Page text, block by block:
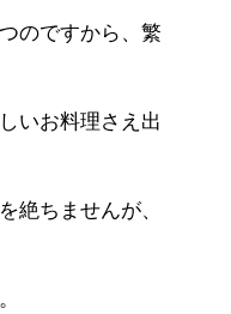
のですから、繁
いお料理さえ出
絶ちませんが、